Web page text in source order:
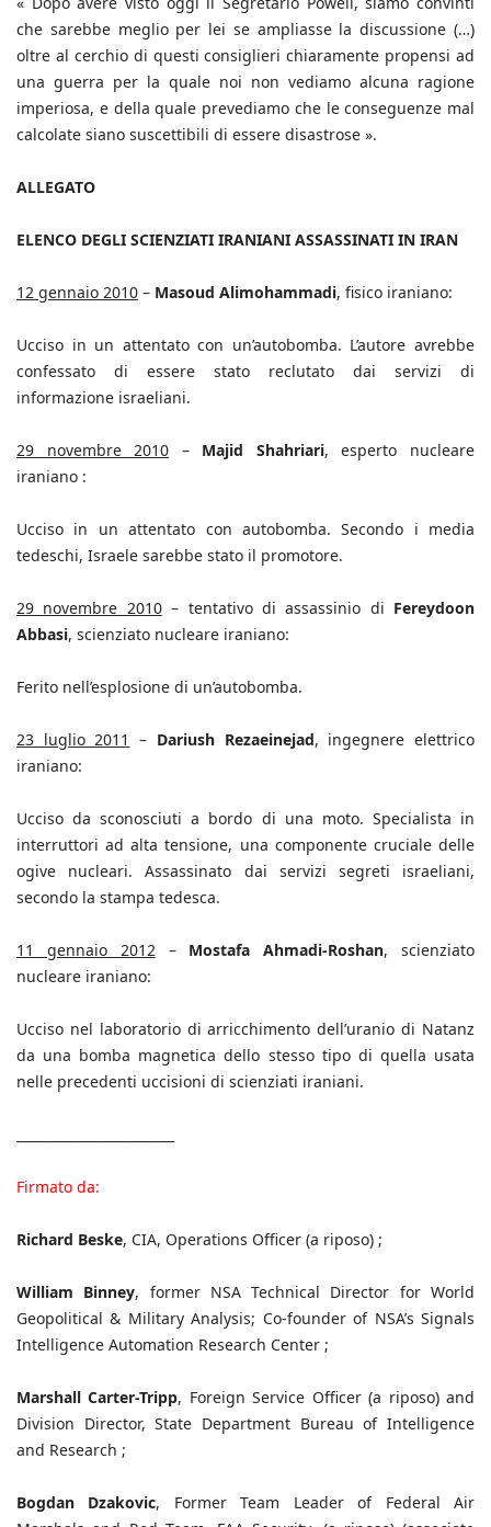
che sarebbe meglio per lei se ampliasse la discussione (…)
oltre al cerchio di questi consiglieri chiaramente propensi ad
una guerra per la quale noi non vediamo alcuna ragione
imperiosa, e della quale prevediamo che le conseguenze mal
calcolate siano suscettibili di essere disastrose ».
ALLEGATO
ELENCO DEGLI SCIENZIATI IRANIANI ASSASSINATI IN IRAN
12 gennaio 2010 – Masoud Alimohammadi, fisico iraniano:
Ucciso in un attentato con un’autobomba. L’autore avrebbe
confessato di essere stato reclutato dai servizi di
informazione israeliani.
29 novembre 2010 – Majid Shahriari, esperto nucleare
iraniano :
Ucciso in un attentato con autobomba. Secondo i media
tedeschi, Israele sarebbe stato il promotore.
29 novembre 2010– tentativo di assassinio di Fereydoon
Abbasi, scienziato nucleare iraniano:
Ferito nell’esplosione di un’autobomba.
23 luglio 2011 – Dariush Rezaeinejad, ingegnere elettrico
iraniano:
Ucciso da sconosciuti a bordo di una moto. Specialista in
interruttori ad alta tensione, una componente cruciale delle
ogive nucleari. Assassinato dai servizi segreti israeliani,
secondo la stampa tedesca.
11 gennaio 2012– Mostafa Ahmadi-Roshan, scienziato
nucleare iraniano:
Ucciso nel laboratorio di arricchimento dell’uranio di Natanz
da una bomba magnetica dello stesso tipo di quella usata
nelle precedenti uccisioni di scienziati iraniani.
Firmato da:
Richard Beske, CIA, Operations Officer (a riposo) ;
William Binney, former NSA Technical Director for World
Geopolitical & Military Analysis; Co-founder of NSA’s Signals
Intelligence Automation Research Center ;
Marshall Carter-Tripp, Foreign Service Officer (a riposo) and
Division Director, State Department Bureau of Intelligence
and Research ;
Bogdan Dzakovic, Former Team Leader of Federal Air